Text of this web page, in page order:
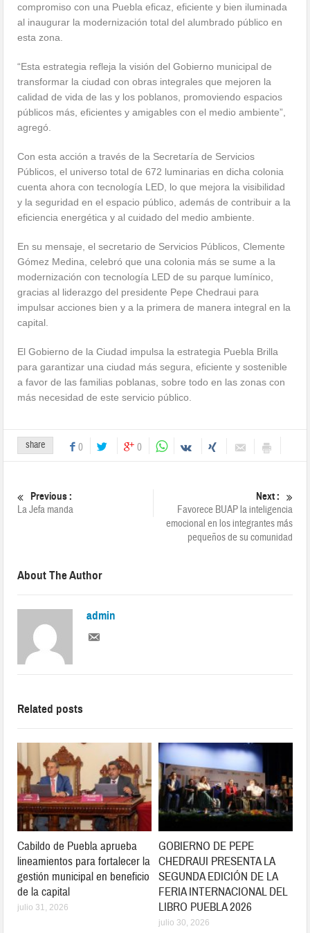
compromiso con una Puebla eficaz, eficiente y bien iluminada
al inaugurar la modernización total del alumbrado público en
esta zona.
“Esta estrategia refleja la visión del Gobierno municipal de
transformar la ciudad con obras integrales que mejoren la
calidad de vida de las y los poblanos, promoviendo espacios
públicos más, eficientes y amigables con el medio ambiente”,
agregó.
Con esta acción a través de la Secretaría de Servicios
Públicos, el universo total de 672 luminarias en dicha colonia
cuenta ahora con tecnología LED, lo que mejora la visibilidad
y la seguridad en el espacio público, además de contribuir a la
eficiencia energética y al cuidado del medio ambiente.
En su mensaje, el secretario de Servicios Públicos, Clemente
Gómez Medina, celebró que una colonia más se sume a la
modernización con tecnología LED de su parque lumínico,
gracias al liderazgo del presidente Pepe Chedraui para
impulsar acciones bien y a la primera de manera integral en la
capital.
El Gobierno de la Ciudad impulsa la estrategia Puebla Brilla
para garantizar una ciudad más segura, eficiente y sostenible
a favor de las familias poblanas, sobre todo en las zonas con
más necesidad de este servicio público.
share 0 0
Previous :
La Jefa manda
Next :
Favorece BUAP la inteligencia
emocional en los integrantes más
pequeños de su comunidad
About The Author
admin
Related posts
Cabildo de Puebla aprueba
lineamientos para fortalecer la
gestión municipal en beneficio
de la capital
julio 31, 2026
GOBIERNO DE PEPE
CHEDRAUI PRESENTA LA
SEGUNDA EDICIÓN DE LA
FERIA INTERNACIONAL DEL
LIBRO PUEBLA 2026
julio 30, 2026